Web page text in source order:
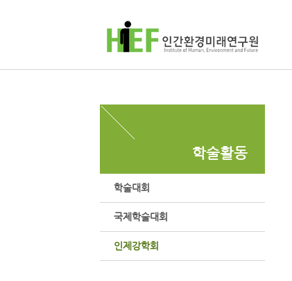
학술활동
학술대회
국제학술대회
인제강학회